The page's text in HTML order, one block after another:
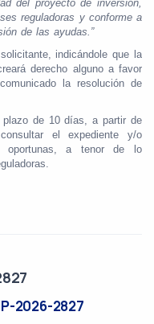
del proyecto de inversión,
reguladoras y conforme a
de las ayudas.”
indicándole que la
derecho alguno a favor
la resolución de
de 10 días, a partir de
el expediente y/o
oportunas, a tenor de lo
2026-2827